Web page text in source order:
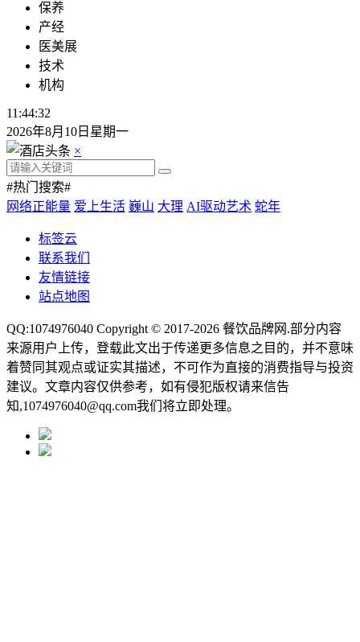
保养
产经
医美展
技术
机构
11:44:33
2026年8月10日星期一
×
#热门搜索#
网络正能量 爱上生活 巍山 大理 AI驱动艺术 蛇年
标签云
联系我们
友情链接
站点地图
QQ:1074976040 Copyright © 2017-2026 餐饮品牌网 .部分内容
来源用户上传，登载此文出于传递更多信息之目的，并不意味
着赞同其观点或证实其描述，不可作为直接的消费指导与投资
建议。文章内容仅供参考，如有侵犯版权请来信告
知,1074976040@qq.com我们将立即处理。